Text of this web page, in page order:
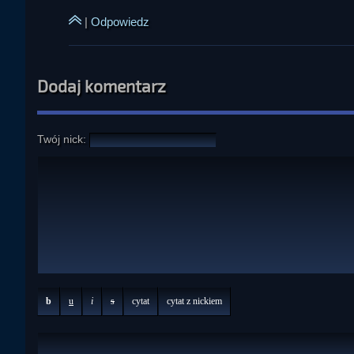
| Odpowiedz
Dodaj komentarz
Twój nick:
b u i s cytat cytat z nickiem